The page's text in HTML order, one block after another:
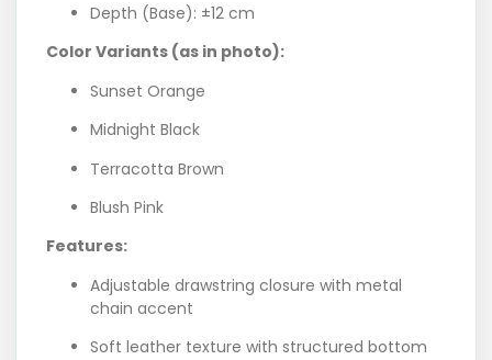
Depth (Base): ±12 cm
Color Variants (as in photo):
Sunset Orange
Midnight Black
Terracotta Brown
Blush Pink
Features:
Adjustable drawstring closure with metal
chain accent
Soft leather texture with structured bottom